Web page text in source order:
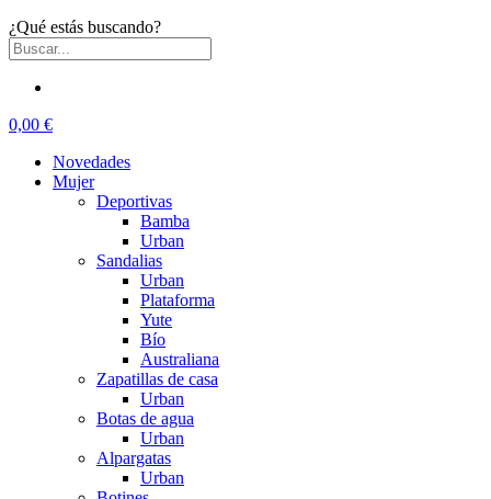
¿Qué estás buscando?
0,00 €
Novedades
Mujer
Deportivas
Bamba
Urban
Sandalias
Urban
Plataforma
Yute
Bío
Australiana
Zapatillas de casa
Urban
Botas de agua
Urban
Alpargatas
Urban